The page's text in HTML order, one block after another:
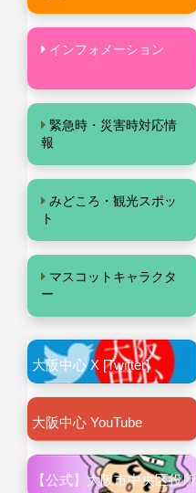
インフォメーション
緊急時・災害時対応情
報
みどころ・観光スポッ
ト
マスコットキャラクタ
ー
大阪中心 X [Twitter]
大阪中心 YouTube
【公式】大阪市中央区役所